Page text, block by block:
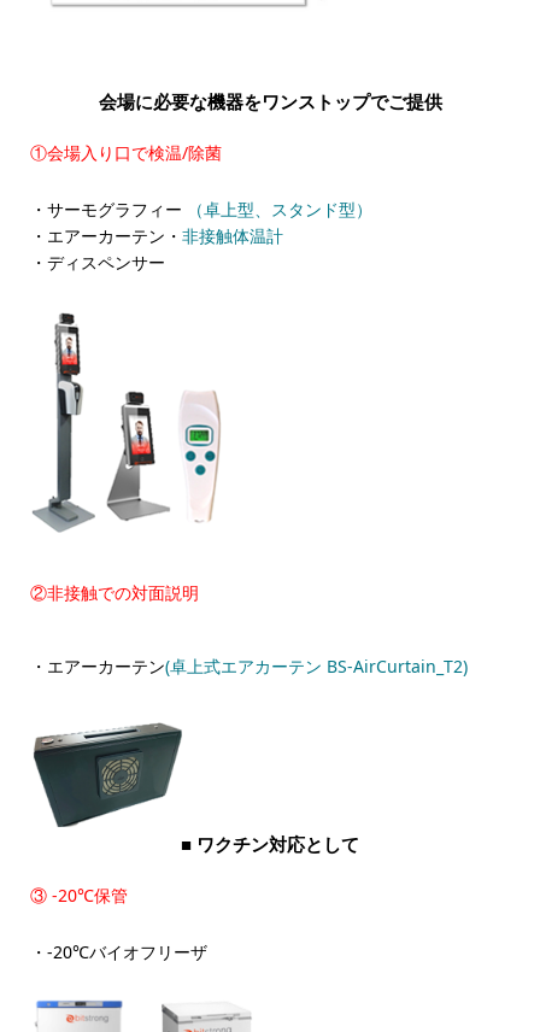
会場に必要な機器をワンストップでご提供
①会場入り口で検温/除菌
・サーモグラフィー
（卓上型、スタンド型）
・エアーカーテン・ 非接触体温計
・ディスペンサー
②非接触での対面説明
・エアーカーテン(卓上式エアカーテン BS-AirCurtain_T2)
■ ワクチン対応として
③ -20℃保管
・-20℃バイオフリーザ